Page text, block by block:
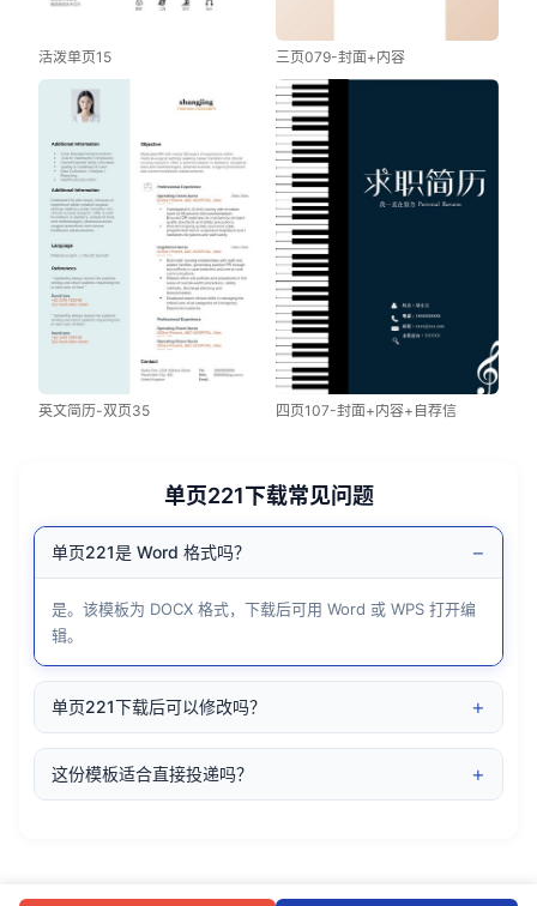
活泼单页15 三页079-封面+内容
英文简历-双页35 四页107-封面+内容+自荐信
单页221下载常见问题
单页221是 Word 格式吗？ −
是。该模板为 DOCX 格式，下载后可用 Word 或 WPS 打开编
辑。
单页221下载后可以修改吗？ +
这份模板适合直接投递吗？ +